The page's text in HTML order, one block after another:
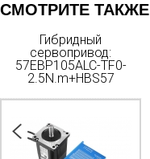
СМОТРИТЕ ТАКЖЕ
Гибридный
сервопривод:
57EBP105ALC-TF0-
2.5N.m+HBS57